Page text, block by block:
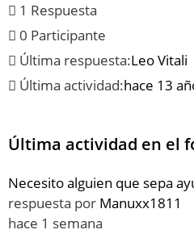
1 Respuesta
0 Participante
Última respuesta:Leo Vitali
Última actividad:hace 13
Última actividad en el
Necesito alguien que sepa
respuesta por Manuxx1811
hace 1 semana